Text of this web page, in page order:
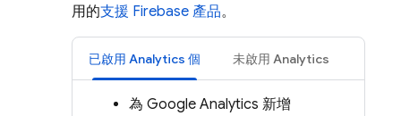
用的支援 Firebase 產品。
已啟用 Analytics 個 未啟用 Analytics
為 Google Analytics 新增